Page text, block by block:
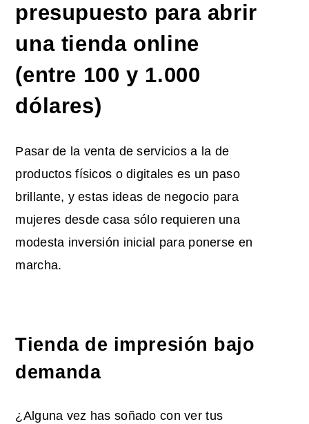
presupuesto para abrir
una tienda online
(entre 100 y 1.000
dólares)
Pasar de la venta de servicios a la de
productos físicos o digitales es un paso
brillante, y estas ideas de negocio para
mujeres desde casa sólo requieren una
modesta inversión inicial para ponerse en
marcha.
Tienda de impresión bajo
demanda
¿Alguna vez has soñado con ver tus